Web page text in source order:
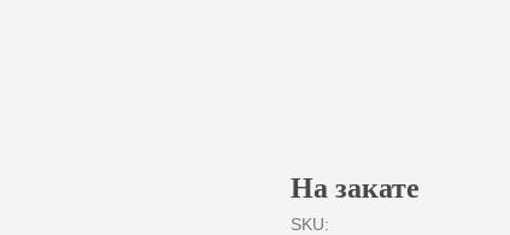
На закате
SKU: